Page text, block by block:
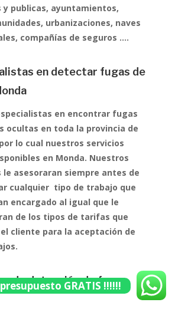
y publicas, ayuntamientos,
urbanizaciones, naves
compañías de seguros ….
en detectar fugas de
en encontrar fugas
ocultas en toda la provincia de
lo cual nuestros servicios
en Monda. Nuestros
le asesoraran siempre antes de
cualquier tipo de trabajo que
encargado al igual que le
de los tipos de tarifas que
cliente para la aceptación de
de detección de fugas
GRATIS !!!!!!